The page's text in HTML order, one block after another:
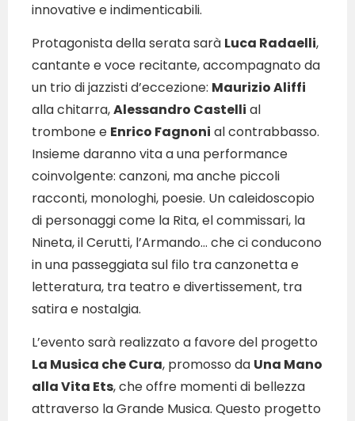
innovative e indimenticabili.
Protagonista della serata sarà Luca Radaelli,
cantante e voce recitante, accompagnato da
un trio di jazzisti d’eccezione: Maurizio Aliffi
alla chitarra,Alessandro Castelli al
trombone e Enrico Fagnoni al contrabbasso.
Insieme daranno vita a una performance
coinvolgente: canzoni, ma anche piccoli
racconti, monologhi, poesie. Un caleidoscopio
di personaggi come la Rita, el commissari, la
Nineta, il Cerutti, l’Armando… che ci conducono
in una passeggiata sul filo tra canzonetta e
letteratura, tra teatro e divertissement, tra
satira e nostalgia.
L’evento sarà realizzato a favore del progetto
La Musica che Cura, promosso da Una Mano
alla Vita Ets, che offre momenti di bellezza
attraverso la Grande Musica. Questo progetto